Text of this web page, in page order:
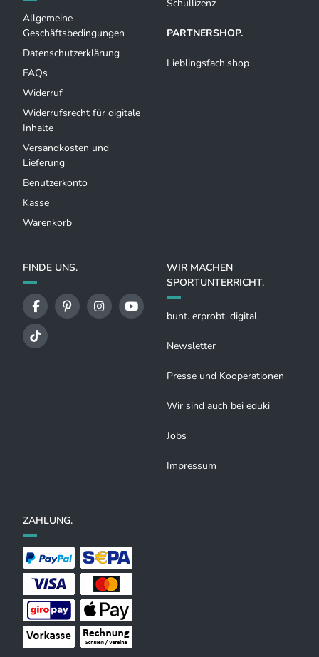
Allgemeine
Geschäftsbedingungen
Datenschutzerklärung
FAQs
Widerruf
Widerrufsrecht für digitale
Inhalte
Versandkosten und
Lieferung
Benutzerkonto
Kasse
Warenkorb
Schullizenz
PARTNERSHOP.
Lieblingsfach.shop
FINDE UNS.
WIR MACHEN
SPORTUNTERRICHT.
bunt. erprobt. digital.
Newsletter
Presse und Kooperationen
Wir sind auch bei eduki
Jobs
Impressum
ZAHLUNG.